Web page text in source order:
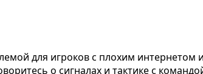
для игроков с плохим
о сигналах и тактике с